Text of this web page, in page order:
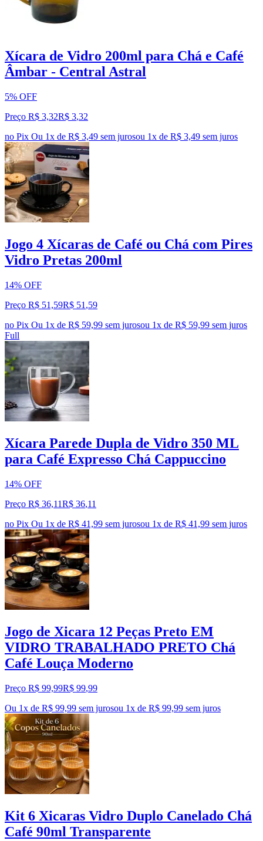
Xícara de Vidro 200ml para Chá e Café
Âmbar - Central Astral
5% OFF
Preço R$ 3,32R$ 3,32
no Pix Ou 1x de R$ 3,49 sem jurosou 1x de R$ 3,49 sem juros
Jogo 4 Xícaras de Café ou Chá com Pires
Vidro Pretas 200ml
14% OFF
Preço R$ 51,59R$ 51 ,59
no Pix Ou 1x de R$ 59,99 sem jurosou 1x de R$ 59,99 sem juros
Full
Xícara Parede Dupla de Vidro 350 ML
para Café Expresso Chá Cappuccino
14% OFF
Preço R$ 36,11R$ 36,11
no Pix Ou 1x de R$ 41,99 sem jurosou 1x de R$ 41,99 sem juros
Jogo de Xicara 12 Peças Preto EM
VIDRO TRABALHADO PRETO Chá
Café Louça Moderno
Preço R$ 99,99R$ 99,99
Ou 1x de R$ 99,99 sem jurosou 1x de R$ 99,99 sem juros
Kit 6 Xicaras Vidro Duplo Canelado Chá
Café 90ml Transparente